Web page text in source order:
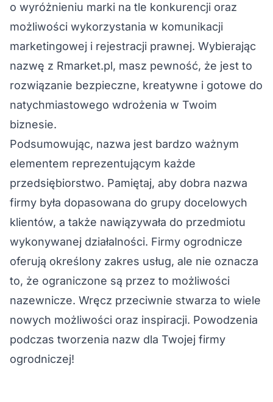
o wyróżnieniu marki na tle konkurencji oraz
możliwości wykorzystania w komunikacji
marketingowej i rejestracji prawnej. Wybierając
nazwę z Rmarket.pl, masz pewność, że jest to
rozwiązanie bezpieczne, kreatywne i gotowe do
natychmiastowego wdrożenia w Twoim
biznesie.
Podsumowując, nazwa jest bardzo ważnym
elementem reprezentującym każde
przedsiębiorstwo. Pamiętaj, aby dobra nazwa
firmy była dopasowana do grupy docelowych
klientów, a także nawiązywała do przedmiotu
wykonywanej działalności. Firmy ogrodnicze
oferują określony zakres usług, ale nie oznacza
to, że ograniczone są przez to możliwości
nazewnicze. Wręcz przeciwnie stwarza to wiele
nowych możliwości oraz inspiracji. Powodzenia
podczas tworzenia nazw dla Twojej firmy
ogrodniczej!